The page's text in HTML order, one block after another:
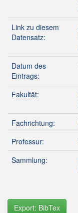
Link zu diesem
Datensatz:
Datum des
Eintrags:
Fakultät:
Fachrichtung:
Professur:
Sammlung:
Export: BibTex